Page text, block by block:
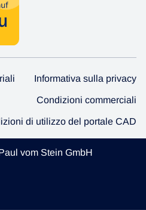
Informativa sulla privacy
Condizioni commerciali
di utilizzo del portale CAD
vom Stein GmbH